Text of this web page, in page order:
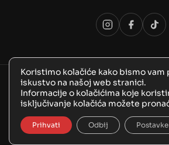
© 2026 Sva prava pridržana,
BozooArt
Koristimo kolačiće kako bismo vam
iskustvo na našoj web stranici.
Informacije o kolačićima koje
isključivanje kolačića možete
Prihvati Odbij Postavke